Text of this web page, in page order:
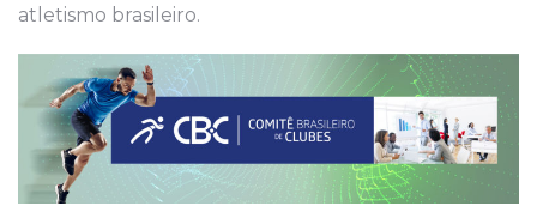
atletismo brasileiro.